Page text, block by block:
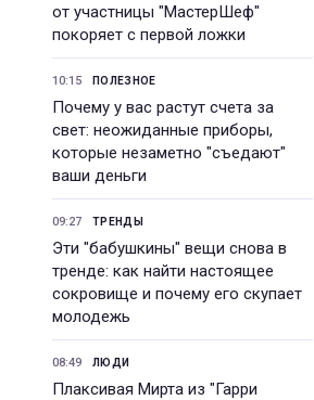
от участницы "МастерШеф"
покоряет с первой ложки
10:15 ПОЛЕЗНОЕ
Почему у вас растут счета за
свет: неожиданные приборы,
которые незаметно "съедают"
ваши деньги
09:27 ТРЕНДЫ
Эти "бабушкины" вещи снова в
тренде: как найти настоящее
сокровище и почему его скупает
молодежь
08:49 ЛЮДИ
Плаксивая Мирта из "Гарри